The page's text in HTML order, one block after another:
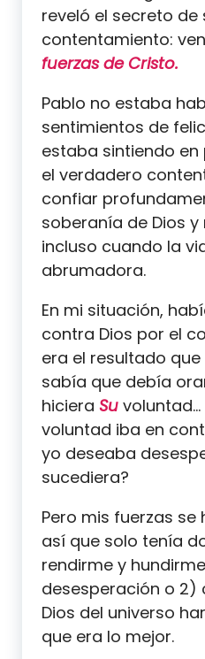
reveló el secreto de
contentamiento:
fuerzas de Cristo.
Pablo no estaba
sentimientos de
estaba sintiendo en
el verdadero
confiar
soberanía de Dios y
incluso cuando la
abrumadora.
En mi situación,
contra Dios por el
era el resultado
sabía que debía
hiciera Su voluntad…
voluntad iba en
yo deseaba
sucediera?
Pero mis fuerzas
así que solo tenía
rendirme y
desesperación o 2)
Dios del universo
que era lo mejor.